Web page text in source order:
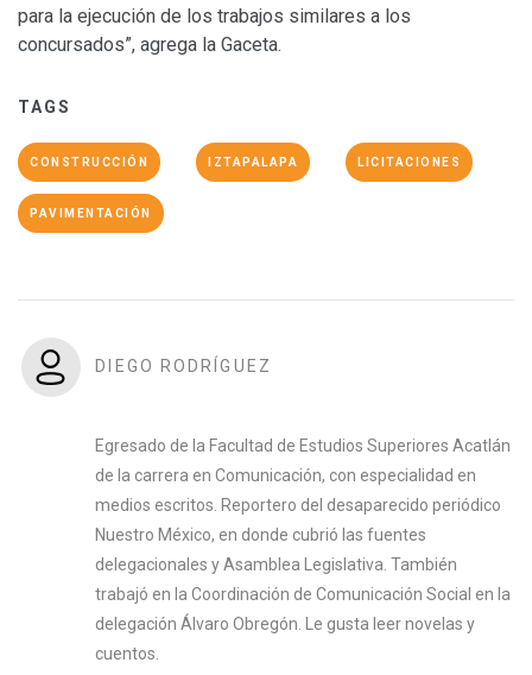
para la ejecución de los trabajos similares a los
concursados”, agrega la Gaceta.
TAGS
CONSTRUCCIÓN IZTAPALAPA LICITACIONES
PAVIMENTACIÓN
DIEGO RODRÍGUEZ
Egresado de la Facultad de Estudios Superiores Acatlán
de la carrera en Comunicación, con especialidad en
medios escritos. Reportero del desaparecido periódico
Nuestro México, en donde cubrió las fuentes
delegacionales y Asamblea Legislativa. También
trabajó en la Coordinación de Comunicación Social en la
delegación Álvaro Obregón. Le gusta leer novelas y
cuentos.